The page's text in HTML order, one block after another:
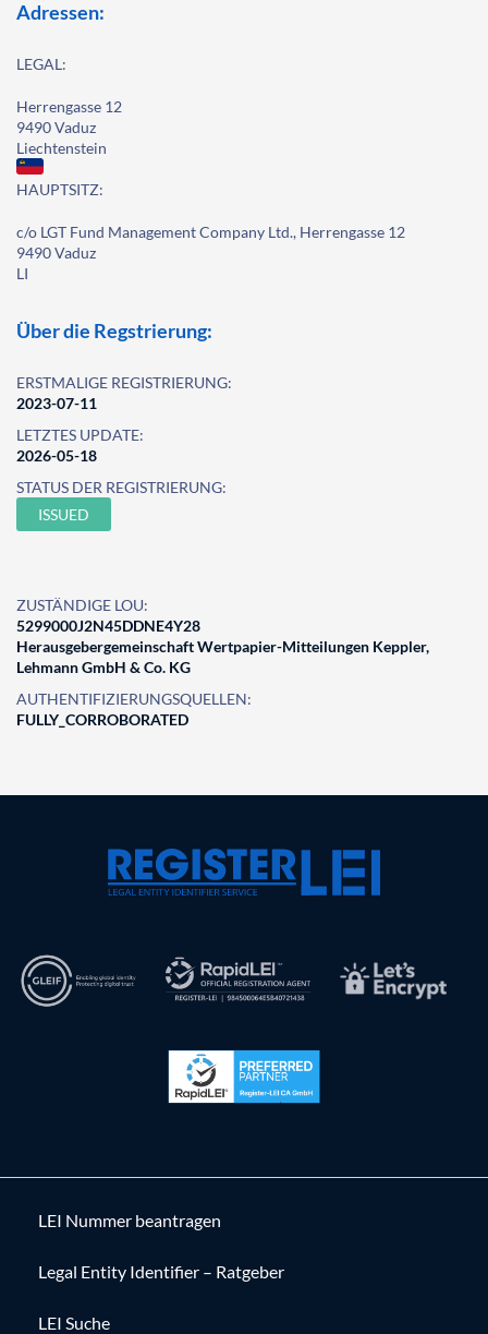
Adressen:
LEGAL:
Herrengasse 12
9490 Vaduz
Liechtenstein
HAUPTSITZ:
c/o LGT Fund Management Company Ltd., Herrengasse 12
9490 Vaduz
LI
Über die Regstrierung:
ERSTMALIGE REGISTRIERUNG:
2023-07-11
LETZTES UPDATE:
2026-05-18
STATUS DER REGISTRIERUNG:
ISSUED
ZUSTÄNDIGE LOU:
5299000J2N45DDNE4Y28
Herausgebergemeinschaft Wertpapier-Mitteilungen Keppler,
Lehmann GmbH & Co. KG
AUTHENTIFIZIERUNGSQUELLEN:
FULLY_CORROBORATED
LEI Nummer beantragen
Legal Entity Identifier – Ratgeber
LEI Suche